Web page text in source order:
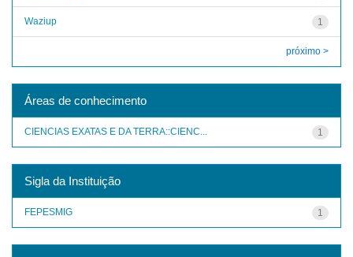
1
Waziup
próximo >
Áreas de conhecimento
1
CIENCIAS EXATAS E DA TERRA::CIENC...
Sigla da Instituição
1
FEPESMIG